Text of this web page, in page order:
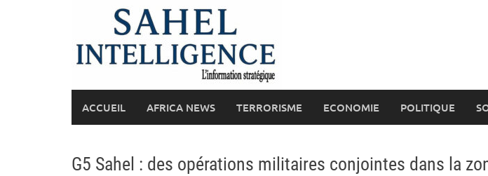
ACCUEIL AFRICA NEWS TERRORISME ECONOMIE POLITIQUE
G5 Sahel : des opérations militaires conjointes dans la